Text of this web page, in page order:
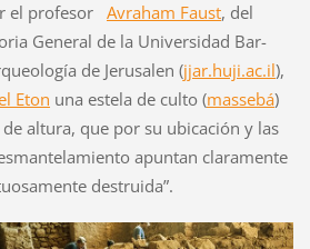
el profesor Avraham Faust, del
General de la Universidad Bar-
de Jerusalen (jjar.huji.ac.il),
Eton una estela de culto (massebá)
altura, que por su ubicación y las
apuntan claramente
destruida”.